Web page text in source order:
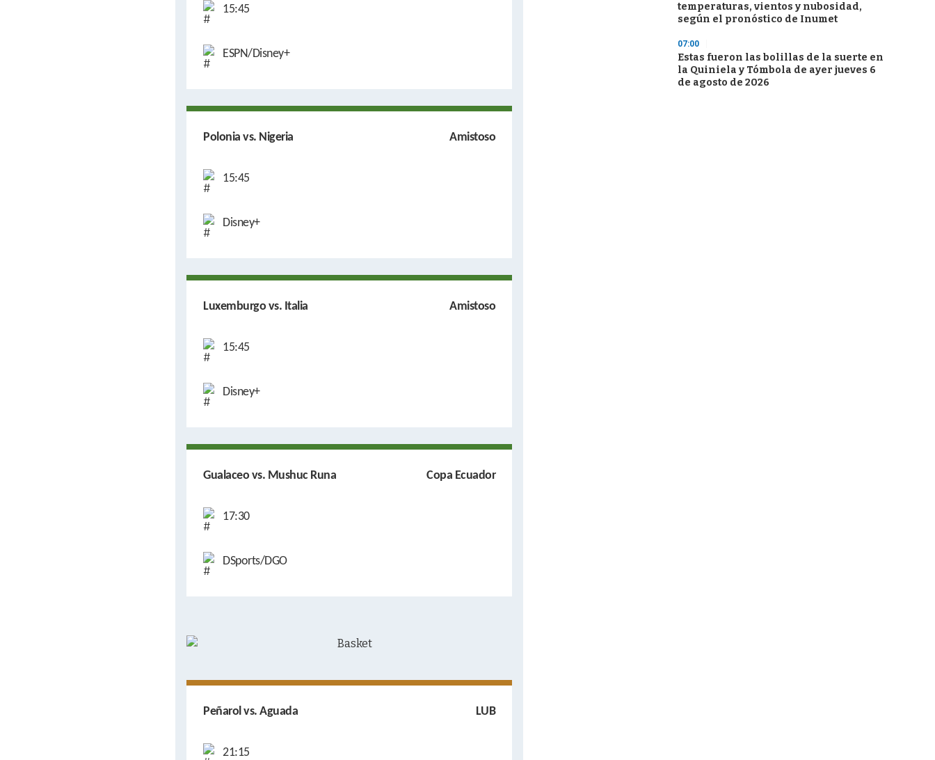
15:45
ESPN/Disney+
Polonia vs. Nigeria Amistoso
15:45
Disney+
Luxemburgo vs. Italia Amistoso
15:45
Disney+
Gualaceo vs. Mushuc Runa Copa Ecuador
17:30
DSports/DGO
Peñarol vs. Aguada LUB
21:15
temperaturas, vientos y nubosidad,
según el pronóstico de Inumet
07:00
Estas fueron las bolillas de la suerte en
la Quiniela y Tómbola de ayer jueves 6
de agosto de 2026